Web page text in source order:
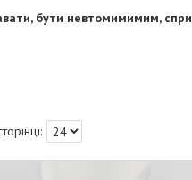
бути невтомимимим,